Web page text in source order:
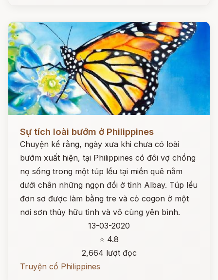
Sự tích loài bướm ở Philippines
Chuyện kể rằng, ngày xưa khi chưa có loài
bướm xuất hiện, tại Philippines có đôi vợ chồng
nọ sống trong một túp lều tại miền quê nằm
dưới chân những ngọn đồi ở tỉnh Albay. Túp lều
đơn sơ được làm bằng tre và cỏ cogon ở một
nơi sơn thủy hữu tình và vô cùng yên bình.
13-03-2020
⭐ 4.8
2,664 lượt đọc
Truyện cổ Philippines